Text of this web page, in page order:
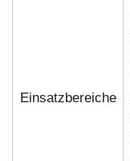
Einsatzbereiche